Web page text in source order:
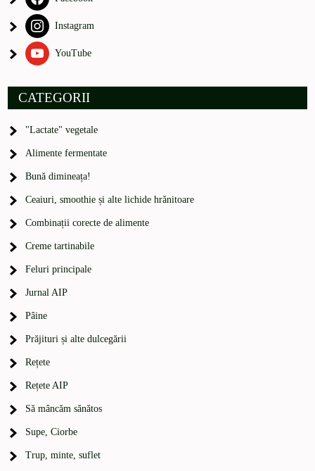
Instagram
YouTube
CATEGORII
"Lactate" vegetale
Alimente fermentate
Bună dimineața!
Ceaiuri, smoothie și alte lichide hrănitoare
Combinații corecte de alimente
Creme tartinabile
Feluri principale
Jurnal AIP
Pâine
Prăjituri și alte dulcegării
Rețete
Rețete AIP
Să mâncăm sănătos
Supe, Ciorbe
Trup, minte, suflet